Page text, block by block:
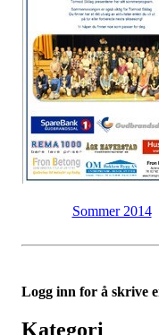
Sommer 2014
Logg inn for å skrive
Kategori